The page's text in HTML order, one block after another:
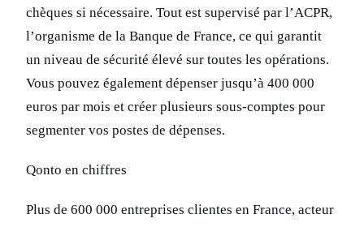
chèques si nécessaire. Tout est supervisé par l’ACPR,
l’organisme de la Banque de France, ce qui garantit
un niveau de sécurité élevé sur toutes les opérations.
Vous pouvez également dépenser jusqu’à 400 000
euros par mois et créer plusieurs sous-comptes pour
segmenter vos postes de dépenses.
Qonto en chiffres
Plus de 600 000 entreprises clientes en France, acteur